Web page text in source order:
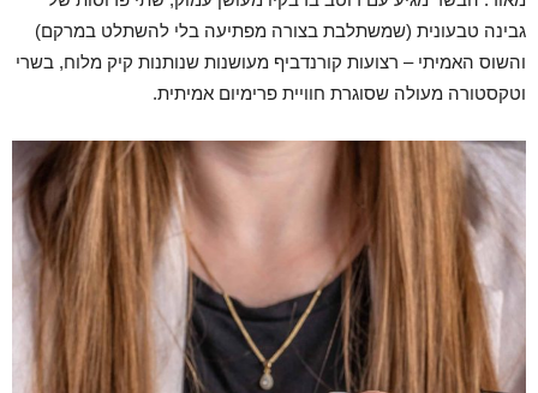
גבינה טבעונית (שמשתלבת בצורה מפתיעה בלי להשתלט במרקם)
והשוס האמיתי – רצועות קורנדביף מעושנות שנותנות קיק מלוח, בשרי
וטקסטורה מעולה שסוגרת חוויית פרימיום אמיתית.